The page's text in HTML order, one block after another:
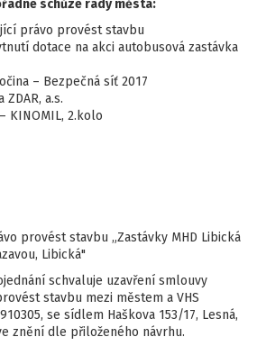
schůze rady města:
právo provést stavbu
dotace na akci autobusová zastávka
– Bezpečná síť 2017
a.s.
KINOMIL, 2.kolo
provést stavbu „Zastávky MHD Libická
Libická"
schvaluje uzavření smlouvy
stavbu mezi městem a VHS
se sídlem Haškova 153/17, Lesná,
znění dle přiloženého návrhu.